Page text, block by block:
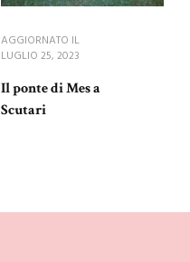
AGGIORNATO IL
LUGLIO 25, 2023
Il ponte di Mes a
Scutari